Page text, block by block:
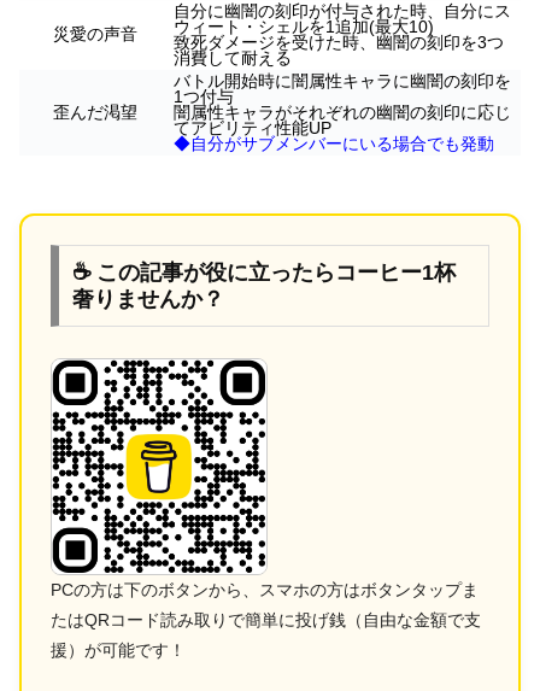
災愛の声音
自分に幽闇の刻印が付与された時、自分にス
ウィート・シェルを1追加(最大10)
致死ダメージを受けた時、幽闇の刻印を3つ
消費して耐える
歪んだ渇望
バトル開始時に闇属性キャラに幽闇の刻印を
1つ付与
闇属性キャラがそれぞれの幽闇の刻印に応じ
てアビリティ性能UP
◆自分がサブメンバーにいる場合でも発動
☕ この記事が役に立ったらコーヒー1杯
奢りませんか？
PCの方は下のボタンから、スマホの方はボタンタップま
たはQRコード読み取りで簡単に投げ銭（自由な金額で支
援）が可能です！